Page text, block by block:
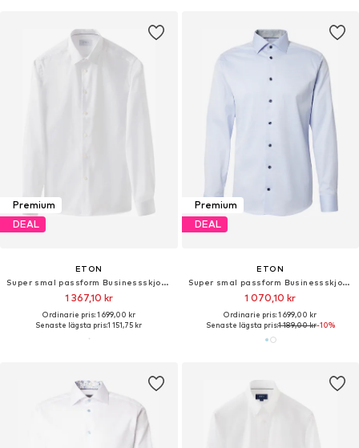
Premium
DEAL
ETON
Super smal passform Businessskjorta
1 367,10 kr
Ordinarie pris: 1 699,00 kr
Senaste lägsta pris:1 151,75 kr
Premium
DEAL
ETON
Super smal passform Businessskjorta
1 070,10 kr
Ordinarie pris: 1 699,00 kr
Senaste lägsta pris:1 189,00 kr-10%